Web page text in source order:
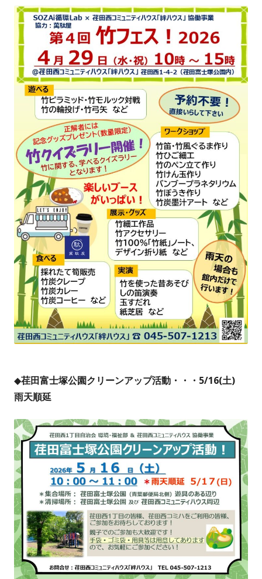
◆荏田富士塚公園クリーンアップ活動・・・5/16(土)
雨天順延